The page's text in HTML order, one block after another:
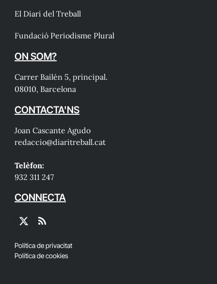
El Diari del Treball
Fundació Periodisme Plural
ON SOM?
Carrer Bailén 5, principal.
08010, Barcelona
CONTACTA'NS
Joan Cascante Agudo
redaccio@diaritreball.cat
Telèfon:
932 311 247
CONNECTA
X
RSS
Política de privacitat
Política de cookies